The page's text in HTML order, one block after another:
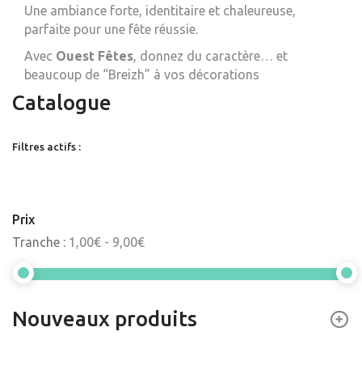
Une ambiance forte, identitaire et chaleureuse,
parfaite pour une fête réussie.
Avec Ouest Fêtes, donnez du caractère… et
beaucoup de “Breizh” à vos décorations
Catalogue
Filtres actifs :
Prix
Tranche : 1,00€ - 9,00€
Nouveaux produits